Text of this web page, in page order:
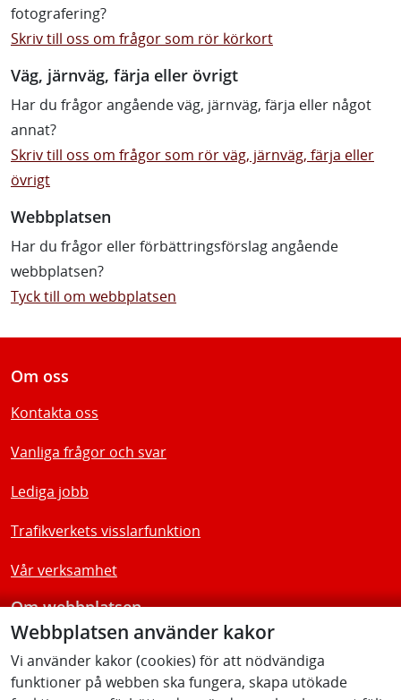
Webbplatsen använder kakor
Vi använder kakor (cookies) för att nödvändiga
funktioner på webben ska fungera, skapa utökade
fotografering?
Skriv till oss om frågor som rör körkort
Väg, järnväg, färja eller övrigt
Har du frågor angående väg, järnväg, färja eller något
annat?
Skriv till oss om frågor som rör väg, järnväg, färja eller
övrigt
Webbplatsen
Har du frågor eller förbättringsförslag angående
webbplatsen?
Tyck till om webbplatsen
Om oss
Kontakta oss
Vanliga frågor och svar
Lediga jobb
Trafikverkets visslarfunktion
Vår verksamhet
Om webbplatsen
Tillgänglighetsredogörelse
Följ oss